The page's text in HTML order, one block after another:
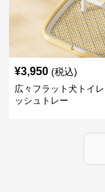
¥3,950 (税込)
広々フラット犬トイ
ッシュトレー